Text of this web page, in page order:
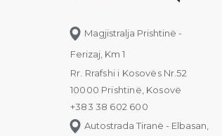
Magjistralja Prishtinë -
Ferizaj, Km 1
Rr. Rrafshi i Kosovës Nr.52
10000 Prishtinë, Kosovë
+383 38 602 600
Autostrada Tiranë - Elbasan,